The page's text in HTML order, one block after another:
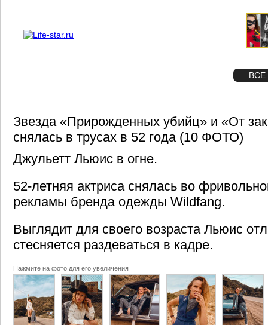
ВСЕ
Звезда «Прирожденных убийц» и «От
снялась в трусах в 52 года (10 ФОТО)
Джульетт Льюис в огне.
52-летняя актриса снялась во
рекламы бренда одежды Wildfang.
Выглядит для своего возраста Льюис
стесняется раздеваться в кадре.
Нажмите на фото для его увеличения